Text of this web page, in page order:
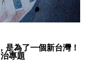
是為了一個新台灣！
專題